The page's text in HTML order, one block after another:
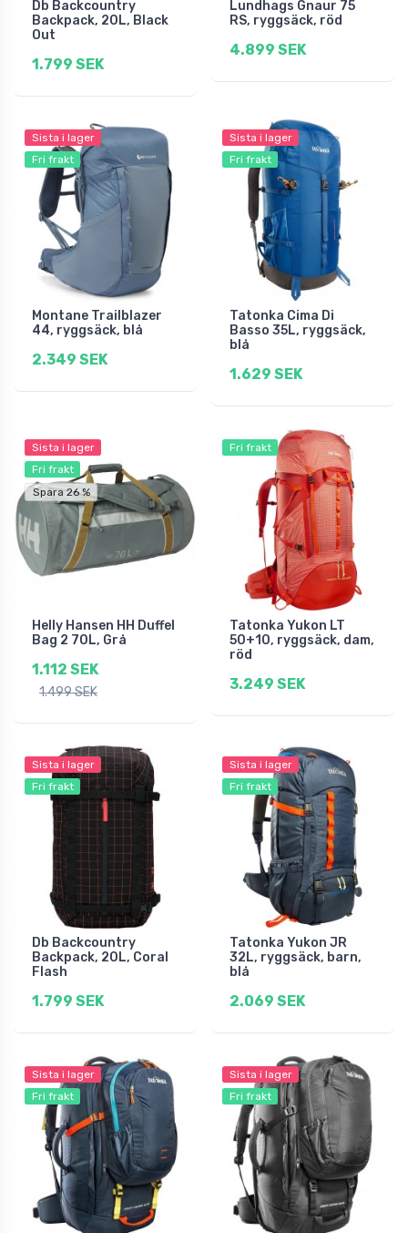
Db Backcountry
Backpack, 20L, Black
Out
1.799 SEK
Lundhags Gnaur 75
RS, ryggsäck, röd
4.899 SEK
Sista i lager
Fri frakt
Montane Trailblazer
44, ryggsäck, blå
2.349 SEK
Sista i lager
Fri frakt
Tatonka Cima Di
Basso 35L, ryggsäck,
blå
1.629 SEK
Sista i lager
Fri frakt
Spara 26 %
Helly Hansen HH Duffel
Bag 2 70L, Grå
1.112 SEK
1.499 SEK
Fri frakt
Tatonka Yukon LT
50+10, ryggsäck, dam,
röd
3.249 SEK
Sista i lager
Fri frakt
Db Backcountry
Backpack, 20L, Coral
Flash
1.799 SEK
Sista i lager
Fri frakt
Tatonka Yukon JR
32L, ryggsäck, barn,
blå
2.069 SEK
Sista i lager
Fri frakt
Sista i lager
Fri frakt